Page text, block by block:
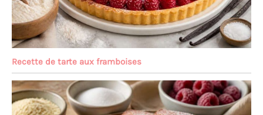
Recette de tarte aux framboises